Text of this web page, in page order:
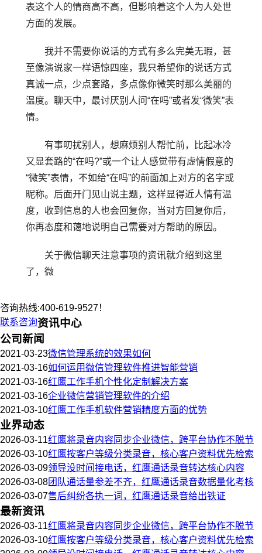
表这个人的情商高不高，但影响着这个人为人处世
方面的发展。
我并不需要你说话的方式有多么完美无瑕，甚
至像演说家一样语惊四座，我只希望你的说话方式
真诚一点，少点套路，多点像你微笑时那么美丽的
温度。聊天中，最讨厌别人问“在吗”或者发“微笑”表
情。
有事叨扰别人，想麻烦别人帮忙前，比起冰冷
又显套路的“在吗?”或一个让人感觉带有虚情假意的
“微笑”表情，不如给“在吗”的前面加上对方的名字或
昵称。后面开门见山说主题，这样显得近人情有温
度，收到信息的人也会回复你，当对方回复你后，
你再态度和蔼地说明自己需要对方帮助的原因。
关于微信聊天注意事项的资讯就介绍到这里
了，微
咨询热线:400-619-9527！
联系咨询资讯中心
公司新闻
2021-03-23微信管理系统的效果如何
2021-03-16如何运用微信管理软件推进智能营销
2021-03-16红鹰工作手机个性化定制解决方案
2021-03-16企业微信营销管理软件的介绍
2021-03-10红鹰工作手机软件营销精度方面的优势
业界动态
2026-03-11红鹰将录音内容同步企业微信，跨平台协作不脱节
2026-03-10红鹰按客户等级分类录音，核心客户资料优先检索
2026-03-09领导没时间接电话，红鹰通话录音转达核心内容
2026-03-08团队通话量参差不齐，红鹰通话录音数据量化考核
2026-03-07售后纠纷各执一词，红鹰通话录音给出铁证
最新资讯
2026-03-11红鹰将录音内容同步企业微信，跨平台协作不脱节
2026-03-10红鹰按客户等级分类录音，核心客户资料优先检索